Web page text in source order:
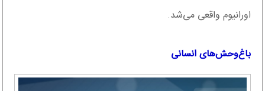
اورانیوم واقعی می‌شد.
باغ‌وحش‌های انسانی